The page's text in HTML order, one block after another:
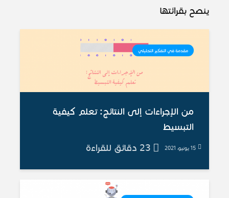
ينصح بقرائتها
مقدمة في التفكير التحليلي
من الإجراءات إلى النتائج: تعلم كيفية
التبسيط
15 يونيو، 2021 23 دقائق للقراءة